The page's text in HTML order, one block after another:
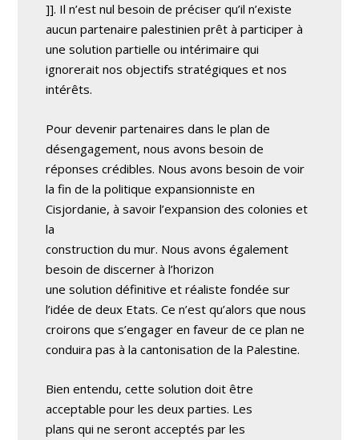
]]. Il n’est nul besoin de préciser qu’il n’existe
aucun partenaire palestinien prêt à participer à
une solution partielle ou intérimaire qui
ignorerait nos objectifs stratégiques et nos
intérêts.
Pour devenir partenaires dans le plan de
désengagement, nous avons besoin de
réponses crédibles. Nous avons besoin de voir
la fin de la politique expansionniste en
Cisjordanie, à savoir l’expansion des colonies et
la
construction du mur. Nous avons également
besoin de discerner à l’horizon
une solution définitive et réaliste fondée sur
l’idée de deux Etats. Ce n’est qu’alors que nous
croirons que s’engager en faveur de ce plan ne
conduira pas à la cantonisation de la Palestine.
Bien entendu, cette solution doit être
acceptable pour les deux parties. Les
plans qui ne seront acceptés par les